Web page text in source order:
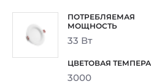
33 Вт
3000